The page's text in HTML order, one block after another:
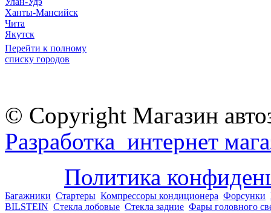
Ханты-Мансийск
Чита
Якутск
Перейти к полному
списку городов
© Copyright Магазин
Разработка интернет
Политика
Багажники Стартеры Компрессоры кондиционера Форсунки
BILSTEIN Стекла лобовые Стекла задние Фары головного